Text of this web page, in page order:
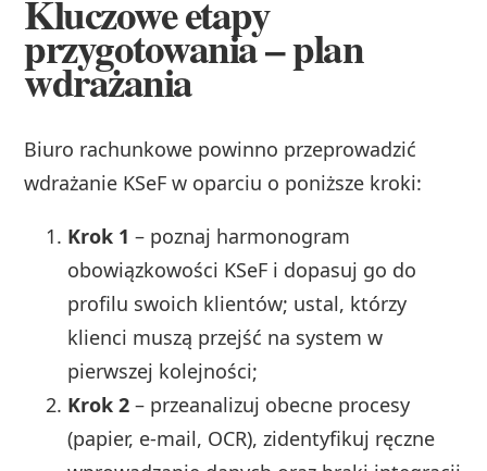
Kluczowe etapy
przygotowania – plan
wdrażania
Biuro rachunkowe powinno przeprowadzić
wdrażanie KSeF w oparciu o poniższe kroki:
Krok 1 – poznaj harmonogram
obowiązkowości KSeF i dopasuj go do
profilu swoich klientów; ustal, którzy
klienci muszą przejść na system w
pierwszej kolejności;
Krok 2 – przeanalizuj obecne procesy
(papier, e‑mail, OCR), zidentyfikuj ręczne